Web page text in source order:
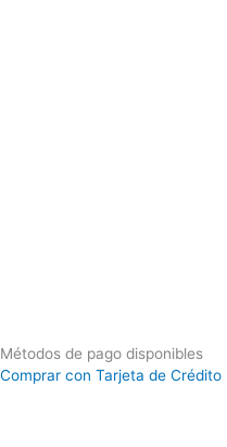
Métodos de pago disponibles
Comprar con Tarjeta de Crédito